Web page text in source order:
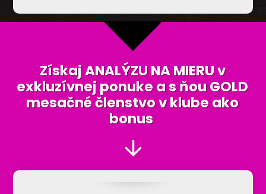
Získaj ANALÝZU NA MIERUv
exkluzívnej ponukea s ňou GOLD
mesačné členstvo v klube ako
bonus